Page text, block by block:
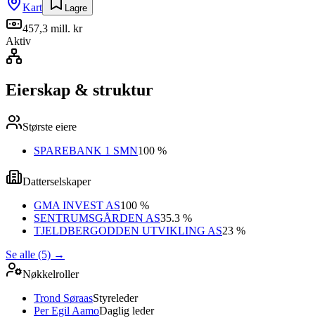
Kart
Lagre
457,3 mill. kr
Aktiv
Eierskap & struktur
Største eiere
SPAREBANK 1 SMN100 %
Datterselskaper
GMA INVEST AS100 %
SENTRUMSGÅRDEN AS35.3 %
TJELDBERGODDEN UTVIKLING AS23 %
Se alle (5) →
Nøkkelroller
Trond SøraasStyreleder
Per Egil AamoDaglig leder